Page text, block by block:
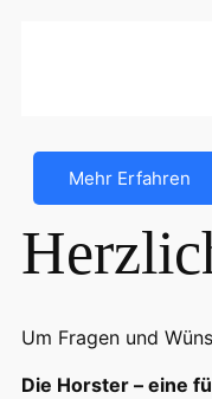
Mehr Erfahren
Um Fragen und
Die Horster – eine